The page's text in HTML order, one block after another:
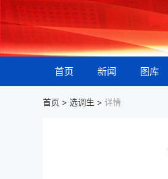
首页 新闻 图库
首页 > 选调生 > 详情